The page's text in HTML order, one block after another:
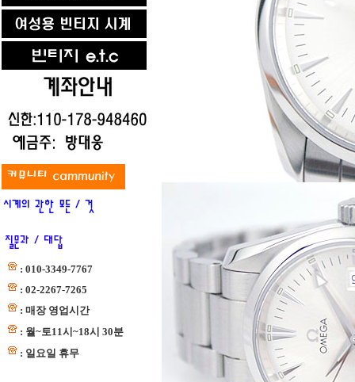
: 010-3349-7767
: 02-2267-7265
: 매장 영업시간
: 월~토11시~18시 30분
: 일요일 휴무